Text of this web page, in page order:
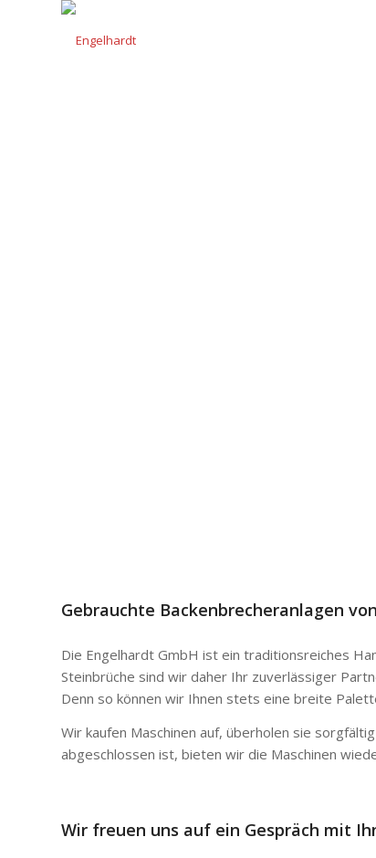
Gebrauchte Backenbrecheranlagen
Die Engelhardt GmbH ist ein traditionsreiches
Steinbrüche sind wir daher Ihr zuverlässiger
Denn so können wir Ihnen stets eine breite
Wir kaufen Maschinen auf, überholen sie
abgeschlossen ist, bieten wir die Maschinen
Wir freuen uns auf ein Gespräch mit